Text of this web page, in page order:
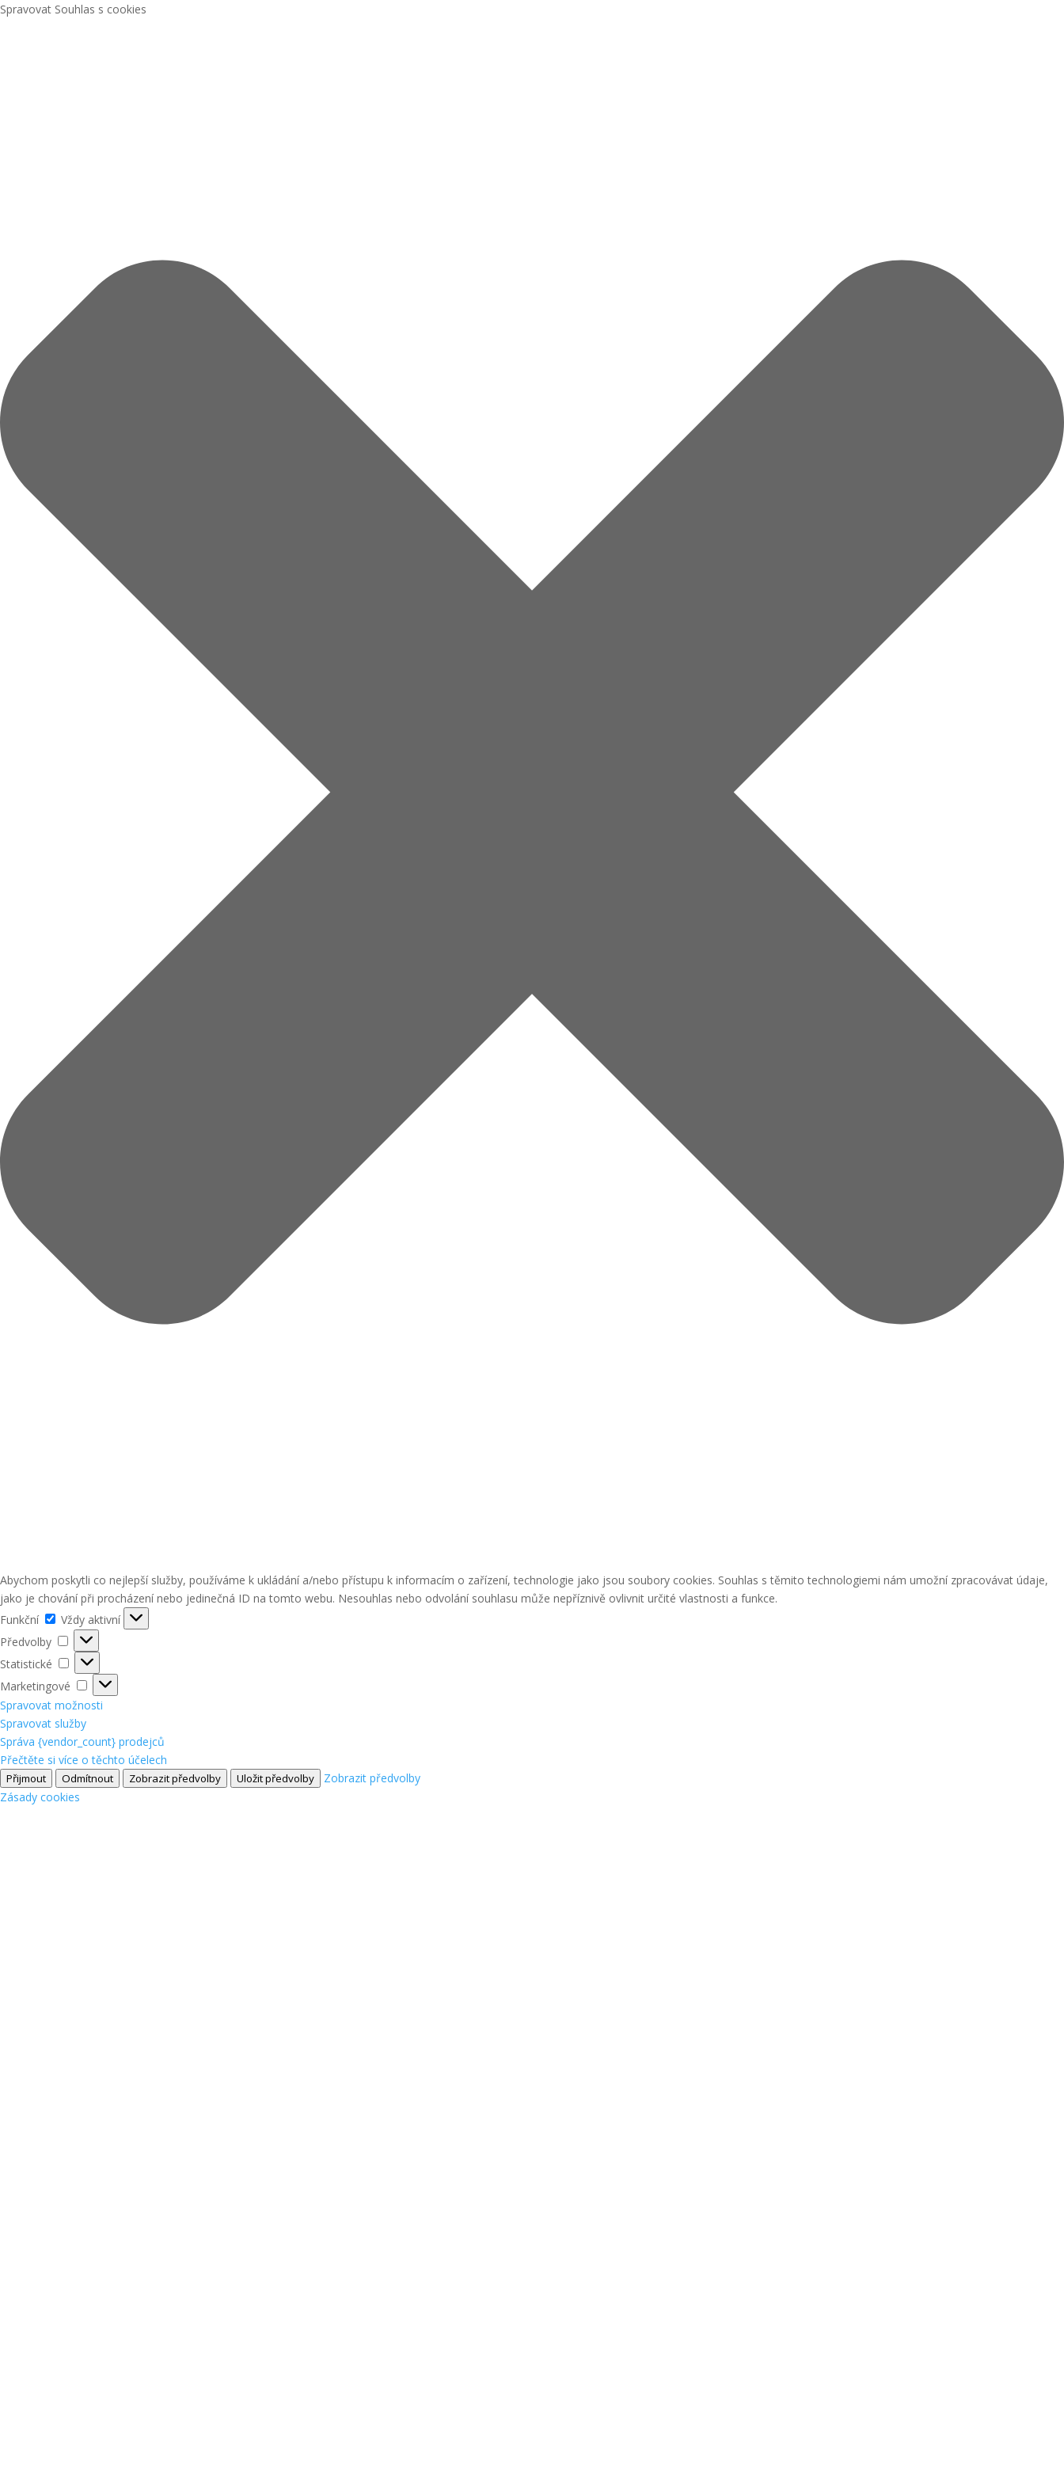
Spravovat Souhlas s cookies
Abychom poskytli co nejlepší služby, používáme k ukládání a/nebo přístupu k informacím o zařízení, technologie jako jsou soubory cookies. Souhlas s těmito technologiemi nám umožní zpracovávat údaje,
jako je chování při procházení nebo jedinečná ID na tomto webu. Nesouhlas nebo odvolání souhlasu může nepříznivě ovlivnit určité vlastnosti a funkce.
Funkční
Funkční
Vždy aktivní
Předvolby
Předvolby
Statistické
Statistické
Marketingové
Marketingové
Spravovat možnosti
Spravovat služby
Správa {vendor_count} prodejců
Přečtěte si více o těchto účelech
Přijmout Odmítnout Zobrazit předvolby Uložit předvolby
Zobrazit předvolby
Zásady cookies